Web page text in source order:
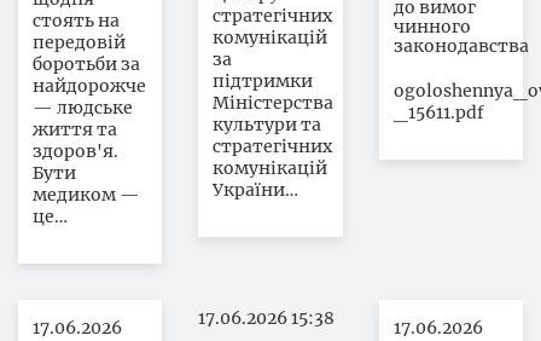
стоять на
передовій
боротьби за
найдорожче
— людське
життя та
здоров'я.
Бути
медиком —
це…
стратегічних
комунікацій
за
підтримки
Міністерства
культури та
стратегічних
комунікацій
України…
до вимог
чинного
законодавства
_15611.pdf
17.06.2026
17.06.202615:38
17.06.2026